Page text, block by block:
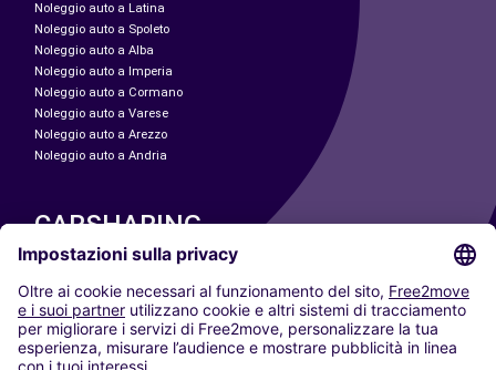
Noleggio auto a Latina
Noleggio auto a Spoleto
Noleggio auto a Alba
Noleggio auto a Imperia
Noleggio auto a Cormano
Noleggio auto a Varese
Noleggio auto a Arezzo
Noleggio auto a Andria
CARSHARING
LE NOSTRE CITTÀ
Paris
Madrid
Washington DC
Milano